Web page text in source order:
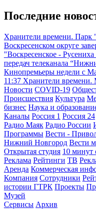
Последние
Хранители времени.
Воскресенском округе
"Воскресенское -
передач телеканала
Кинопремьеры недели с
11:37 Хранители
Новости COVID-19
Происшествия Культура
бизнес Наука и
Каналы Россия 1 Россия 24
Радио Маяк Радио России
Программы Вести -
Нижний Новгород Вести
Открытая студия 10 минут
Реклама Рейтинги ТВ
Аренда Коммерческая
Компания Сотрудники
истории ГТРК Проекты
Музей
Сервисы Архив